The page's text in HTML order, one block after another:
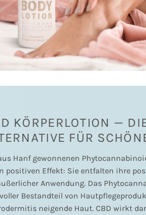
KÖRPERLOTION —
FÜR
Hanf gewonnenen
positiven Effekt: Sie entfalten ihre
Anwendung. Das
Bestandteil von
neigende Haut. CBD wirkt